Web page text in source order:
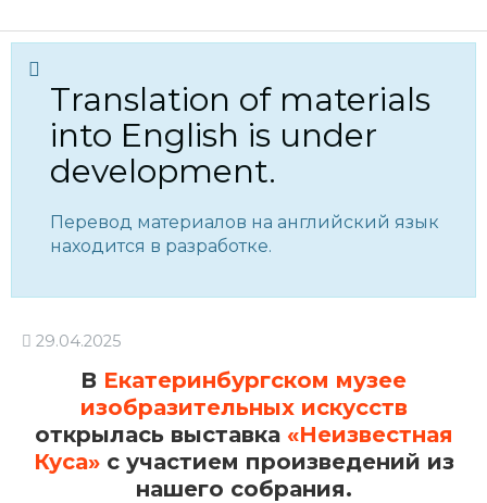
Translation of materials
into English is under
development.
Перевод материалов на английский язык
находится в разработке.
29.04.2025
В Екатеринбургском музее
изобразительных искусств
открылась выставка «Неизвестная
Куса»с участием произведений из
нашего собрания.